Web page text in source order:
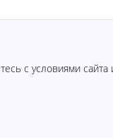
c условиями